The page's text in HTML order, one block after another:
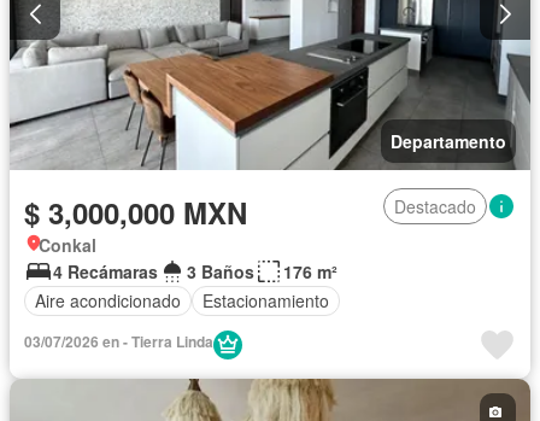
Departamento
$ 3,000,000 MXN
Destacado
Conkal
4 Recámaras
3 Baños
176 m²
Aire acondicionado
Estacionamiento
03/07/2026 en - Tierra Linda